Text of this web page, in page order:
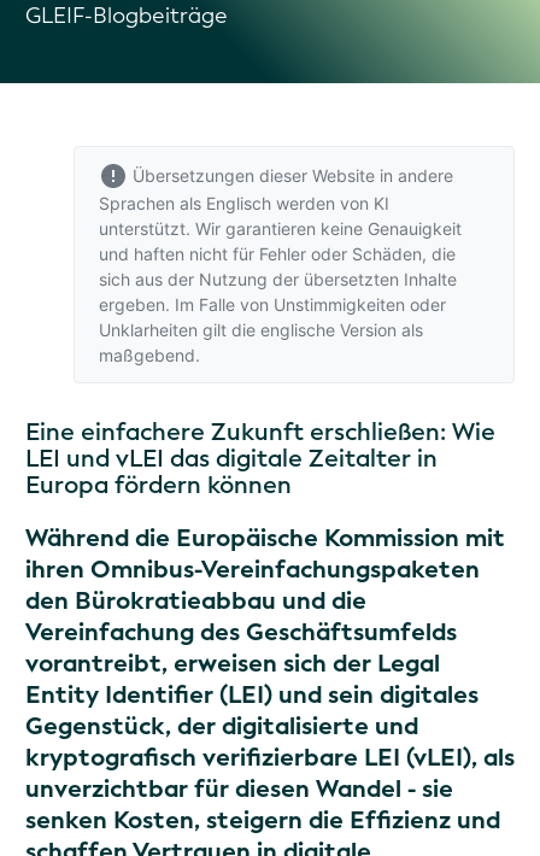
GLEIF-Blogbeiträge
Übersetzungen dieser Website in andere
Sprachen als Englisch werden von KI
unterstützt. Wir garantieren keine Genauigkeit
und haften nicht für Fehler oder Schäden, die
sich aus der Nutzung der übersetzten Inhalte
ergeben. Im Falle von Unstimmigkeiten oder
Unklarheiten gilt die englische Version als
maßgebend.
Eine einfachere Zukunft erschließen: Wie
LEI und vLEI das digitale Zeitalter in
Europa fördern können
Während die Europäische Kommission mit
ihren Omnibus-Vereinfachungspaketen
den Bürokratieabbau und die
Vereinfachung des Geschäftsumfelds
vorantreibt, erweisen sich der Legal
Entity Identifier (LEI) und sein digitales
Gegenstück, der digitalisierte und
kryptografisch verifizierbare LEI (vLEI), als
unverzichtbar für diesen Wandel - sie
senken Kosten, steigern die Effizienz und